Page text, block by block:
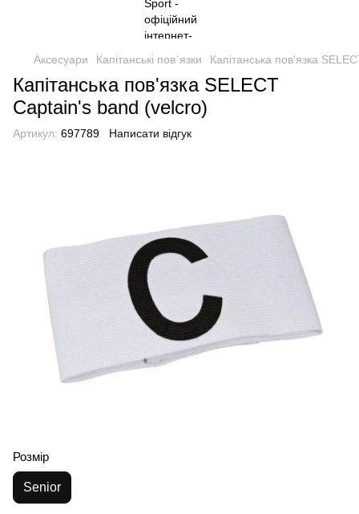
Аксесуари Капітанські пов`язки Капітанська пов'язка
Капітанська пов'язка SELECT
Captain's band (velcro)
Артикул: 697789 Написати відгук
Розмір
Senior